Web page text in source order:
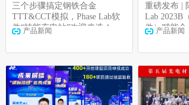
三个步骤搞定钢铁合金
TTT&CCT模拟，Phase Lab软
件“技能充电站”欢迎来造！
产品新闻
重磅发布 |
Lab 2023B
件）赋能合
产品新闻